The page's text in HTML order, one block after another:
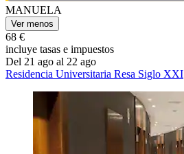
MANUELA
Ver menos
68 €
incluye tasas e impuestos
Del 21 ago al 22 ago
Residencia Universitaria Resa Siglo XXI